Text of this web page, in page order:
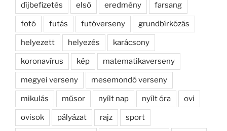
díjbefizetés első eredmény farsang
fotó futás futóverseny grundbírkózás
helyezett helyezés karácsony
koronavírus kép matematikaverseny
megyei verseny mesemondó verseny
mikulás műsor nyílt nap nyílt óra ovi
ovisok pályázat rajz sport